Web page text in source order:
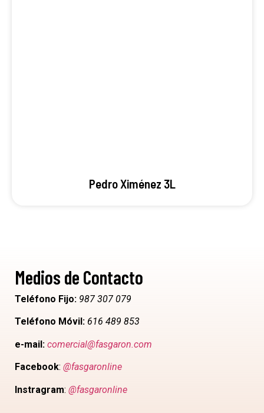
Pedro Ximénez 3L
Medios de Contacto
Teléfono Fijo: 987 307 079
Teléfono Móvil: 616 489 853
e-mail: comercial@fasgaron.com
Facebook: @fasgaronline
Instragram: @fasgaronline